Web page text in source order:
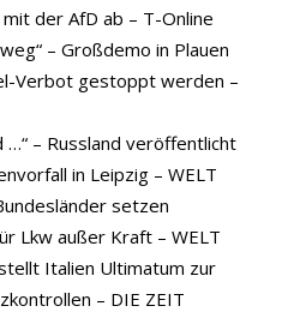
der AfD ab – T-Online
– Großdemo in Plauen
Verbot gestoppt werden –
…“ – Russland veröffentlicht
in Leipzig – WELT
setzen
Lkw außer Kraft – WELT
Italien Ultimatum zur
– DIE ZEIT